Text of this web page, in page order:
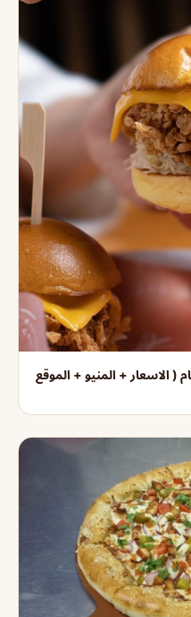
الاسعار + المنيو + الموقع